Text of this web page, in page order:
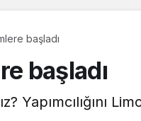
başladı
başladı
Yapımcılığını